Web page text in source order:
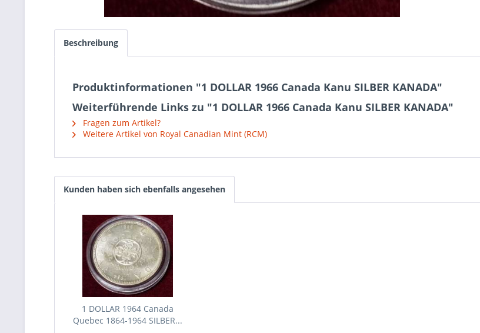
Beschreibung
Produktinformationen "1 DOLLAR 1966 Canada Kanu SILBER KANADA"
Weiterführende Links zu "1 DOLLAR 1966 Canada Kanu SILBER KANADA"
Fragen zum Artikel?
Weitere Artikel von Royal Canadian Mint (RCM)
Kunden haben sich ebenfalls angesehen
1 DOLLAR 1964 Canada
Quebec 1864-1964 SILBER...